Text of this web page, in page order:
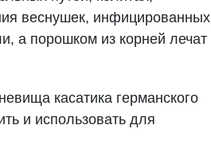
веснушек, инфицированных
а порошком из корней лечат
касатика германского
и использовать для